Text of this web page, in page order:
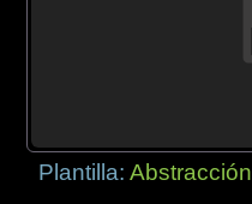
Plantilla:Abstracción